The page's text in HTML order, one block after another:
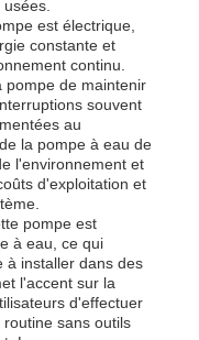
est électrique,
constante et
continu.
pompe de maintenir
souvent
au
la pompe à eau de
l'environnement et
d'exploitation et
pompe est
à eau, ce qui
à installer dans des
l'accent sur la
d'effectuer
sans outils